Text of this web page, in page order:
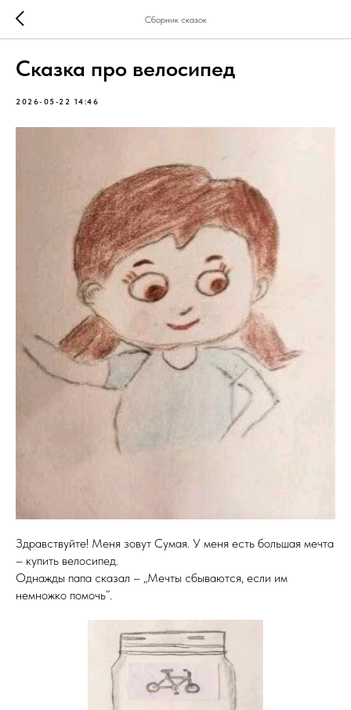
Сборник сказок
Сказка про велосипед
2026-05-22 14:46
Здравствуйте! Меня зовут Сумая. У меня есть большая мечта
– купить велосипед.
Однажды папа сказал – „Мечты сбываются, если им
немножко помочь”.